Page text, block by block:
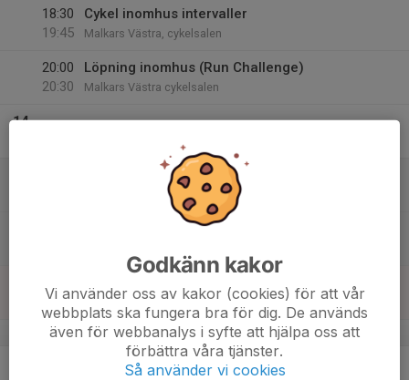
18:30
19:45
Cykel inomhus intervaller
Malkars Västra, cykelsalen
20:00
20:30
Löpning inomhus (Run Challenge)
Malkars Västra cykelsalen
14
Cykel inomhus 90 min + 60 min
11:00
Samling Malkars Västra
v.47
Styrka skivstång
Godkänn kakor
Vi använder oss av kakor (cookies) för att vår
webbplats ska fungera bra för dig. De används
även för webbanalys i syfte att hjälpa oss att
förbättra våra tjänster.
Så använder vi cookies